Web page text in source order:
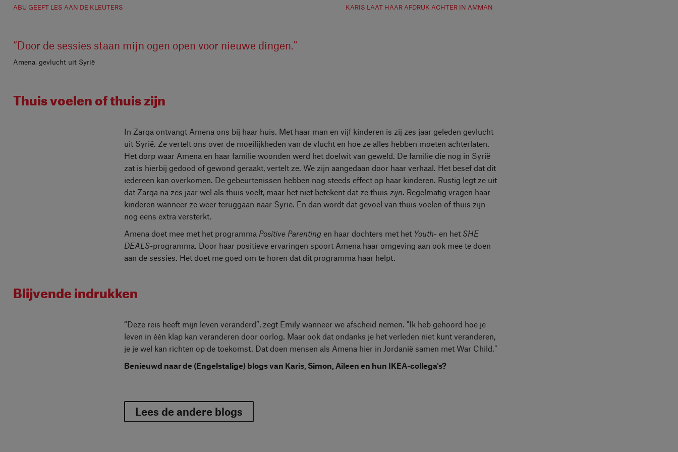
ABU GEEFT LES AAN DE KLEUTERS KARIS LAAT HAAR AFDRUK ACHTER IN AMMAN
“Door de sessies staan mijn ogen open voor nieuwe dingen."
Amena, gevlucht uit Syrië
Thuis voelen of thuis zijn
In Zarqa ontvangt Amena ons bij haar huis. Met haar man en vijf kinderen is zij zes jaar geleden gevlucht
uit Syrië. Ze vertelt ons over de moeilijkheden van de vlucht en hoe ze alles hebben moeten achterlaten.
Het dorp waar Amena en haar familie woonden werd het doelwit van geweld. De familie die nog in Syrië
zat is hierbij gedood of gewond geraakt, vertelt ze. We zijn aangedaan door haar verhaal. Het besef dat dit
iedereen kan overkomen. De gebeurtenissen hebben nog steeds effect op haar kinderen. Rustig legt ze uit
dat Zarqa na zes jaar wel als thuis voelt, maar het niet betekent dat ze thuis zijn . Regelmatig vragen haar
kinderen wanneer ze weer teruggaan naar Syrië. En dan wordt dat gevoel van thuis voelen of thuis zijn
nog eens extra versterkt.
Amena doet mee met het programma Positive Parentingen haar dochters met het Youth- en het SHE
DEALS-programma. Door haar positieve ervaringen spoort Amena haar omgeving aan ook mee te doen
aan de sessies. Het doet me goed om te horen dat dit programma haar helpt.
Blijvende indrukken
“Deze reis heeft mijn leven veranderd”, zegt Emily wanneer we afscheid nemen. "Ik heb gehoord hoe je
leven in één klap kan veranderen door oorlog. Maar ook dat ondanks je het verleden niet kunt veranderen,
je je wel kan richten op de toekomst. Dat doen mensen als Amena hier in Jordanië samen met War Child.”
Benieuwd naar de (Engelstalige) blogs van Karis, Simon, Aileen en hun IKEA-collega's?
Lees de andere blogs